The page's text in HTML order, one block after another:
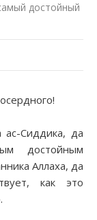
достойный
ас-Сиддика, да
достойным
Аллаха, да
как это